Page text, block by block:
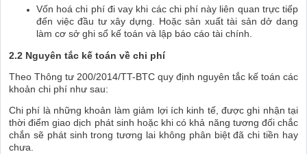
Vốn hoá chi phí đi vay khi các chi phí này liên quan trực tiếp
đến việc đầu tư xây dựng. Hoặc sản xuất tài sản dở dang
làm cơ sở ghi sổ kế toán và lập báo cáo tài chính.
2.2 Nguyên tắc kế toán về chi phí
Theo Thông tư 200/2014/TT-BTC quy định nguyên tắc kế toán các
khoản chi phí như sau:
Chi phí là những khoản làm giảm lợi ích kinh tế, được ghi nhận tại
thời điểm giao dịch phát sinh hoặc khi có khả năng tương đối chắc
chắn sẽ phát sinh trong tương lai không phân biệt đã chi tiền hay
chưa.